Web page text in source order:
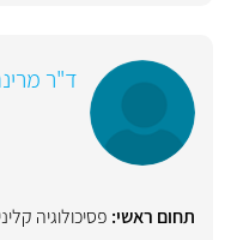
ד"ר
תחום ראשי: פסיכולוגיה